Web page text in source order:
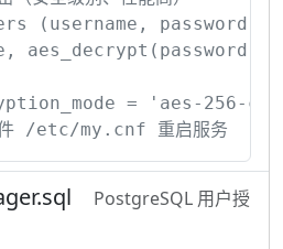
(username,
= 'aes-256-
件 /etc/my.cnf 重启服务
PostgreSQL 用户授